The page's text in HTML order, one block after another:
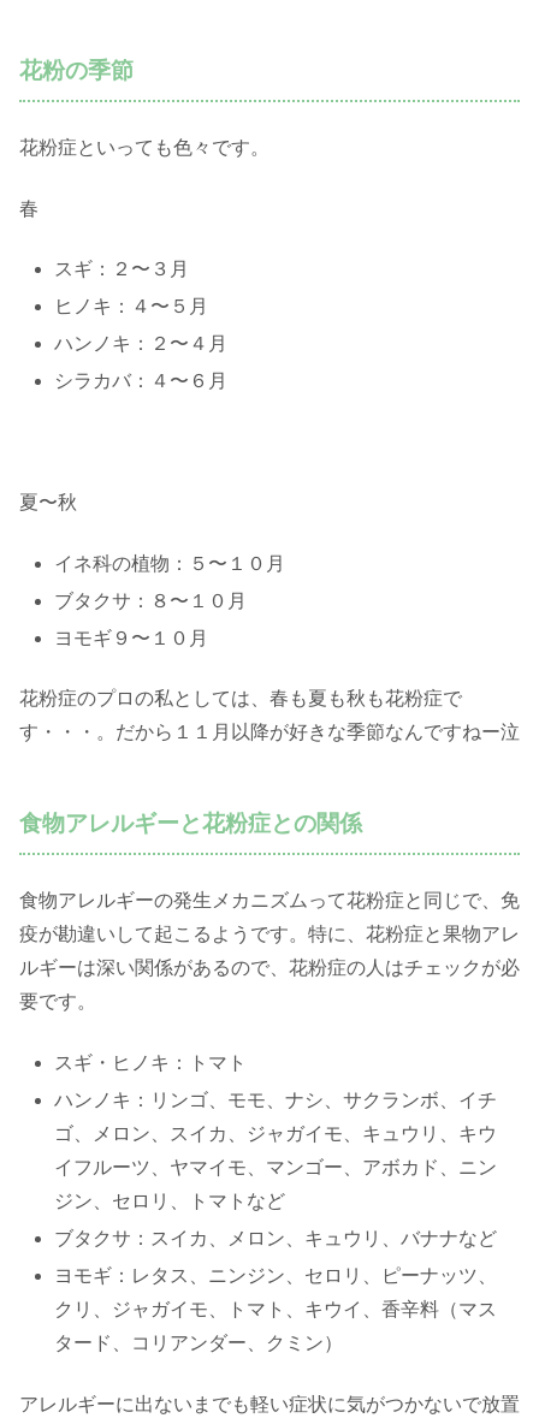
花粉の季節
花粉症といっても色々です。
春
スギ：２〜３月
ヒノキ：４〜５月
ハンノキ：２〜４月
シラカバ：４〜６月
夏〜秋
イネ科の植物：５〜１０月
ブタクサ：８〜１０月
ヨモギ９〜１０月
花粉症のプロの私としては、春も夏も秋も花粉症で
す・・・。だから１１月以降が好きな季節なんですねー泣
食物アレルギーと花粉症との関係
食物アレルギーの発生メカニズムって花粉症と同じで、免
疫が勘違いして起こるようです。特に、花粉症と果物アレ
ルギーは深い関係があるので、花粉症の人はチェックが必
要です。
スギ・ヒノキ：トマト
ハンノキ：リンゴ、モモ、ナシ、サクランボ、イチ
ゴ、メロン、スイカ、ジャガイモ、キュウリ、キウ
イフルーツ、ヤマイモ、マンゴー、アボカド、ニン
ジン、セロリ、トマトなど
ブタクサ：スイカ、メロン、キュウリ、バナナなど
ヨモギ：レタス、ニンジン、セロリ、ピーナッツ、
クリ、ジャガイモ、トマト、キウイ、香辛料（マス
タード、コリアンダー、クミン）
アレルギーに出ないまでも軽い症状に気がつかないで放置